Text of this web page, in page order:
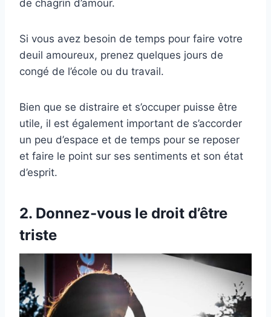
de chagrin d’amour.
Si vous avez besoin de temps pour faire votre
deuil amoureux, prenez quelques jours de
congé de l’école ou du travail.
Bien que se distraire et s’occuper puisse être
utile, il est également important de s’accorder
un peu d’espace et de temps pour se reposer
et faire le point sur ses sentiments et son état
d’esprit.
2. Donnez-vous le droit d’être
triste